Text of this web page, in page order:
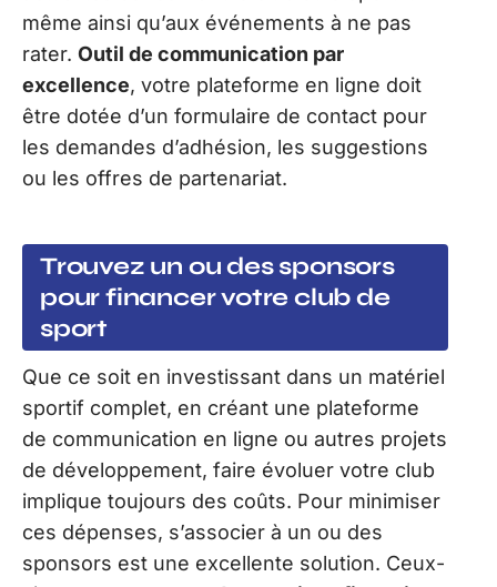
même ainsi qu’aux événements à ne pas
rater. Outil de communication par
excellence, votre plateforme en ligne doit
être dotée d’un formulaire de contact pour
les demandes d’adhésion, les suggestions
ou les offres de partenariat.
Trouvez un ou des sponsors
pour financer votre club de
sport
Que ce soit en investissant dans un matériel
sportif complet, en créant une plateforme
de communication en ligne ou autres projets
de développement, faire évoluer votre club
implique toujours des coûts. Pour minimiser
ces dépenses, s’associer à un ou des
sponsors est une excellente solution. Ceux-